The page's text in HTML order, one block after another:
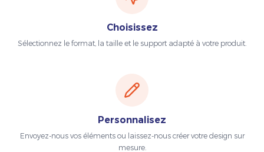
Choisissez
Sélectionnez le format, la taille et le support adapté à votre produit.
Personnalisez
Envoyez-nous vos éléments ou laissez-nous créer votre design sur
mesure.